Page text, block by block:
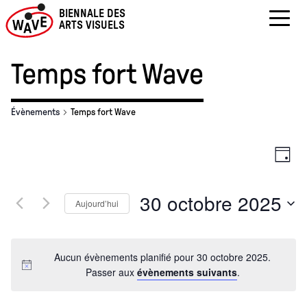
Skip
content
BIENNALE DES
ARTS VISUELS
Aucun évènements planifié pour 30 octobre 2025.
Passer aux évènements suivants.
Temps fort Wave
Évènements Temps fort Wave
Jour
Aujourd’hui 30 octobre 2025
date.